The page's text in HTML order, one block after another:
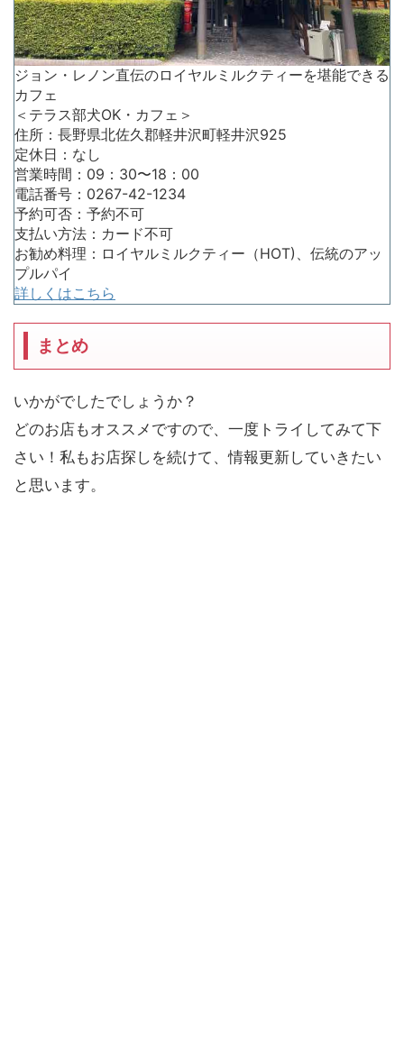
ジョン・レノン直伝のロイヤルミルクティーを堪能できる
カフェ
＜テラス部犬OK・カフェ＞
住所：長野県北佐久郡軽井沢町軽井沢925
定休日：なし
営業時間：09：30〜18：00
電話番号：0267-42-1234
予約可否：予約不可
支払い方法：カード不可
お勧め料理：ロイヤルミルクティー（HOT)、伝統のアッ
プルパイ
詳しくはこちら
まとめ
いかがでしたでしょうか？
どのお店もオススメですので、一度トライしてみて下
さい！私もお店探しを続けて、情報更新していきたい
と思います。